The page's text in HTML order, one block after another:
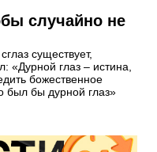
случайно не
существует,
«Дурной глаз – истина,
божественное
был бы дурной глаз»